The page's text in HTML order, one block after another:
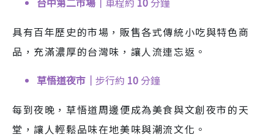
具有百年歷史的市場，販售各式傳統小吃與特色商
品，充滿濃厚的台灣味，讓人流連忘返。
草悟道夜市｜ 步行約 10 分鐘
每到夜晚，草悟道周邊便成為美食與文創夜市的天
堂，讓人輕鬆品味在地美味與潮流文化。